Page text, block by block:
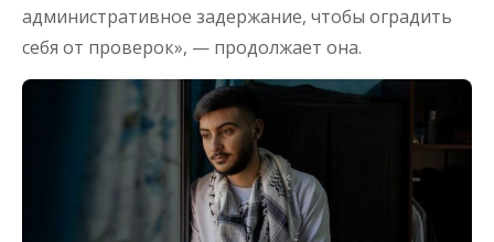
административное задержание, чтобы оградить
себя от проверок», — продолжает она.